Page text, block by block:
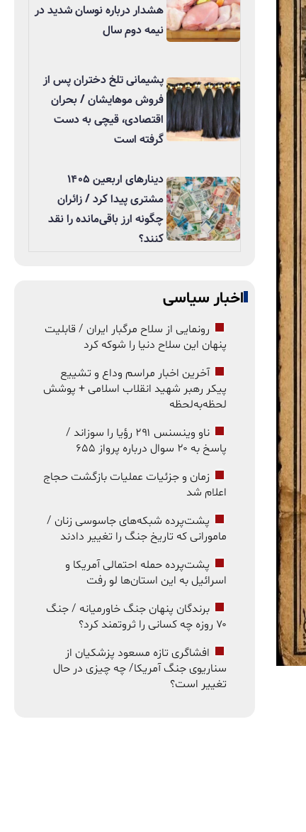
هشدار درباره نوسان شدید در
نیمه دوم سال
پشیمانی تلخ دختران پس از
فروش موهایشان / بحران
اقتصادی، قیچی به دست
گرفته است
دینارهای اربعین ۱۴۰۵
مشتری پیدا کرد / زائران
چگونه ارز باقی‌مانده را نقد
کنند؟
اخبار سیاسی
رونمایی از سلاح مرگبار ایران / قابلیت
پنهان این سلاح دنیا را شوکه کرد
آخرین اخبار مراسم وداع و تشییع
پیکر رهبر شهید انقلاب اسلامی + پوشش
لحظه‌به‌لحظه
ناو وینسنس ۲۹۱ رؤیا را سوزاند /
پاسخ به ۲۰ سوال درباره پرواز ۶۵۵
زمان و جزئیات عملیات بازگشت حجاج
اعلام شد
پشت‌پرده شبکه‌های جاسوسی زنان /
مامورانی که تاریخ جنگ را تغییر دادند
پشت‌پرده حمله احتمالی آمریکا و
اسرائیل به این استان‌ها لو رفت
برندگان پنهان جنگ خاورمیانه / جنگ
۷۰ روزه چه کسانی را ثروتمند کرد؟
افشاگری تازه مسعود پزشکیان از
سناریوی جنگ آمریکا/ چه چیزی در حال
تغییر است؟